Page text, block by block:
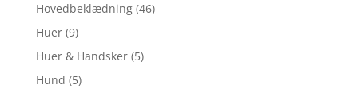
Hovedbeklædning (46)
Huer (9)
Huer & Handsker (5)
Hund (5)